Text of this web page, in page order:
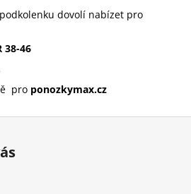
dovolí nabízet pro
38-46
pro ponozkymax.cz